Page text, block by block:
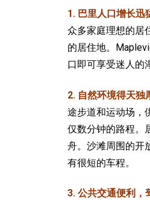
1. 巴里人口增长迅
众多家庭理想的居
的居住地。
口即可享受迷人的
2. 自然环境得天独
途步道和运动场，
仅数分钟的路程。
舟。沙滩周围的开
有很短的车程。
3. 公共交通便利，